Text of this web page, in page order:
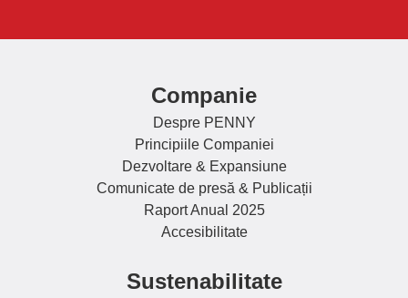
Companie
Despre PENNY
Principiile Companiei
Dezvoltare & Expansiune
Comunicate de presă & Publicații
Raport Anual 2025
Accesibilitate
Sustenabilitate